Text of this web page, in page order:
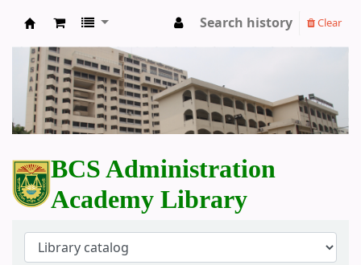
BCS Administration Academy Library
Search history Clear
BCS Administration
Academy Library